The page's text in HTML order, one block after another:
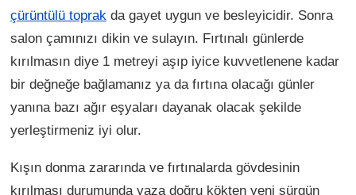
çürüntülü toprak da gayet uygun ve besleyicidir. Sonra
salon çamınızı dikin ve sulayın. Fırtınalı günlerde
kırılmasın diye 1 metreyi aşıp iyice kuvvetlenene kadar
bir değneğe bağlamanız ya da fırtına olacağı günler
yanına bazı ağır eşyaları dayanak olacak şekilde
yerleştirmeniz iyi olur.
Kışın donma zararında ve fırtınalarda gövdesinin
kırılması durumunda yaza doğru kökten yeni sürgün